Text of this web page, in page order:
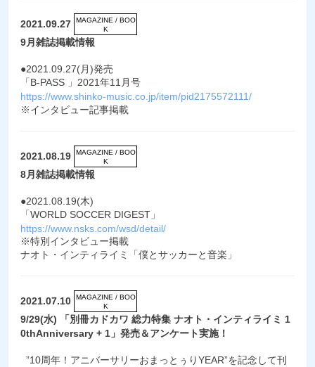
2021.09.27
MAGAZINE / BOO
K
9月雑誌掲載情報
●2021.09.27(月)発売
「B-PASS 」2021年11月号
https://www.shinko-music.co.jp/item/pid2175572111/
※インタビュー記事掲載
2021.08.19
MAGAZINE / BOO
K
8月雑誌掲載情報
●2021.08.19(木)
「WORLD SOCCER DIGEST」
https://www.nsks.com/wsd/detail/
※特別インタビュー掲載
ナオト・インティライミ「僕とサッカーと音楽」
2021.07.10
MAGAZINE / BOO
K
9/29(水) 「別冊カドカワ 総力特集 ナオト・インティライミ 1
0thAnniversary + 1」発売＆アンケート実施！
”10周年！アニバーサリーおまっとぅりYEAR”を記念して刊